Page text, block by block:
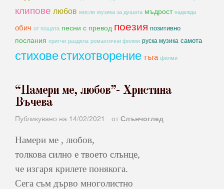
клипове любов мисли музика за душата мъдрост надежда
обич от пощата песни с превод поезия позитивно
послания притчи раздяла романтични филми руска музика самота
стиховестихотворениетъга филми
“Намери ме, любов”- Христина
Въчева
Публикувано на 14/02/2021 от Слънчоглед
Намери ме , любов,
толкова силно е твоето слънце,
че изгаря крилете понякога.
Сега съм дърво многолистно